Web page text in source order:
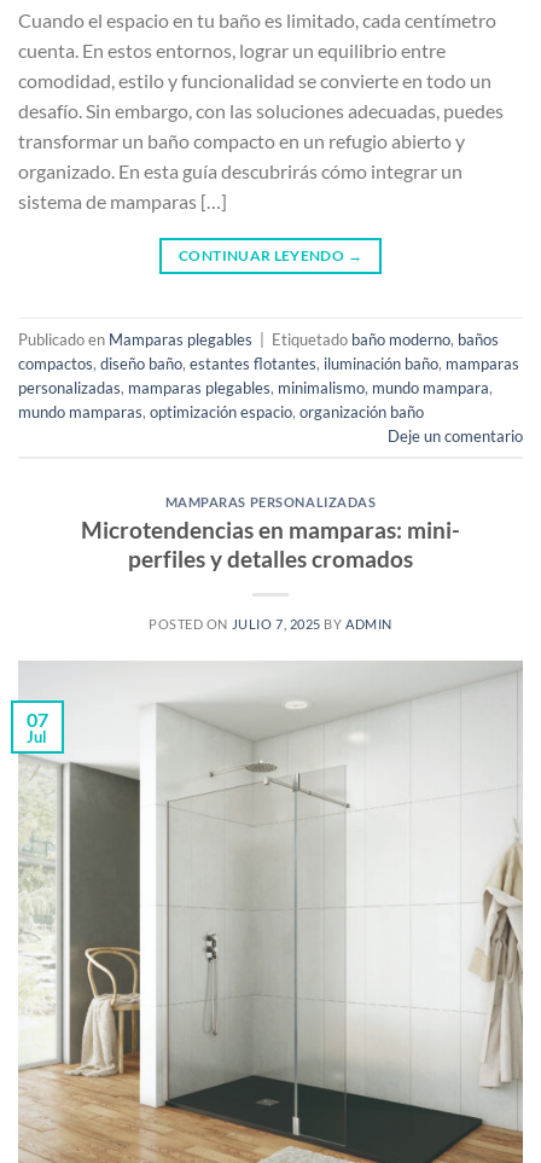
Cuando el espacio en tu baño es limitado, cada centímetro
cuenta. En estos entornos, lograr un equilibrio entre
comodidad, estilo y funcionalidad se convierte en todo un
desafío. Sin embargo, con las soluciones adecuadas, puedes
transformar un baño compacto en un refugio abierto y
organizado. En esta guía descubrirás cómo integrar un
sistema de mamparas […]
CONTINUAR LEYENDO →
Publicado en Mamparas plegables Etiquetado baño moderno, baños
compactos, diseño baño, estantes flotantes, iluminación baño, mamparas
personalizadas, mamparas plegables, minimalismo, mundo mampara,
mundo mamparas, optimización espacio, organización baño
Deje un comentario
MAMPARAS PERSONALIZADAS
Microtendencias en mamparas: mini-
perfiles y detalles cromados
POSTED ON JULIO 7, 2025 BYADMIN
07
Jul